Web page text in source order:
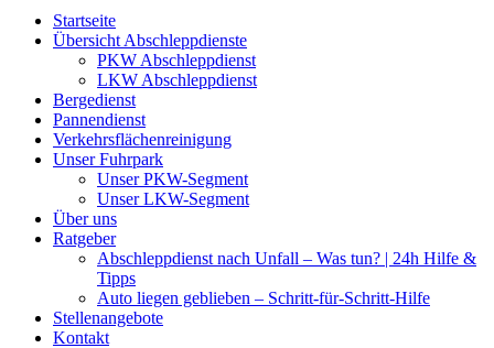
Startseite
Übersicht Abschleppdienste
PKW Abschleppdienst
LKW Abschleppdienst
Bergedienst
Pannendienst
Verkehrsflächenreinigung
Unser Fuhrpark
Unser PKW-Segment
Unser LKW-Segment
Über uns
Ratgeber
Abschleppdienst nach Unfall – Was tun? | 24h Hilfe &
Tipps
Auto liegen geblieben – Schritt-für-Schritt-Hilfe
Stellenangebote
Kontakt